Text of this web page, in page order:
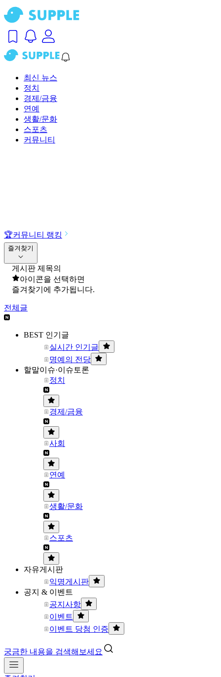
최신 뉴스
정치
경제/금융
연예
생활/문화
스포츠
커뮤니티
🏆커뮤니티 랭킹
즐겨찾기
게시판 제목의
아이콘을 선택하면
즐겨찾기에 추가됩니다.
전체글
BEST 인기글
실시간 인기글
명예의 전당
할말이슈·이슈토론
정치
경제/금융
사회
연예
생활/문화
스포츠
자유게시판
익명게시판
공지 & 이벤트
공지사항
이벤트
이벤트 당첨 인증
궁금한 내용을 검색해보세요